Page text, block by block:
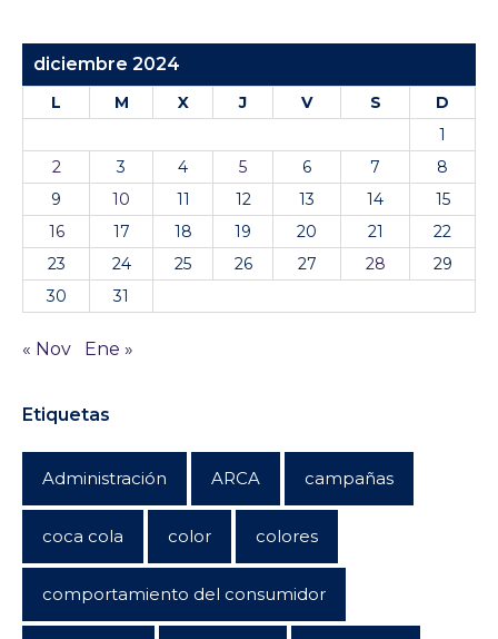
diciembre 2024
L M X J V S
D
1
2
3 4 5 6 7
8
9
10 11 12 13 14
15
16
17 18 19 20 21
22
23
24 25 26 27 28
29
30
31
« Nov Ene »
Etiquetas
Administración ARCA campañas
coca cola color colores
comportamiento del consumidor